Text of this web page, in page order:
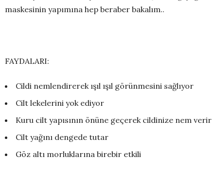
maskesinin yapımına hep beraber bakalım..
FAYDALARI:
Cildi nemlendirerek ışıl ışıl görünmesini sağlıyor
Cilt lekelerini yok ediyor
Kuru cilt yapısının önüne geçerek cildinize nem verir
Cilt yağını dengede tutar
Göz altı morluklarına birebir etkili